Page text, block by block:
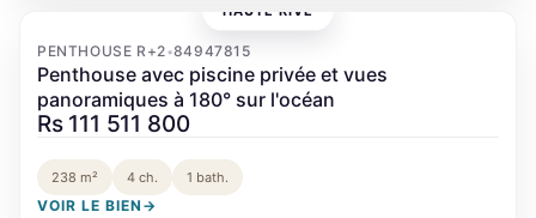
HAUTE RIVE
PENTHOUSE R+2•84947815
Penthouse avec piscine privée et vues
panoramiques à 180° sur l'océan
Rs 111 511 800
238 m² 4 ch. 1 bath.
VOIR LE BIEN →